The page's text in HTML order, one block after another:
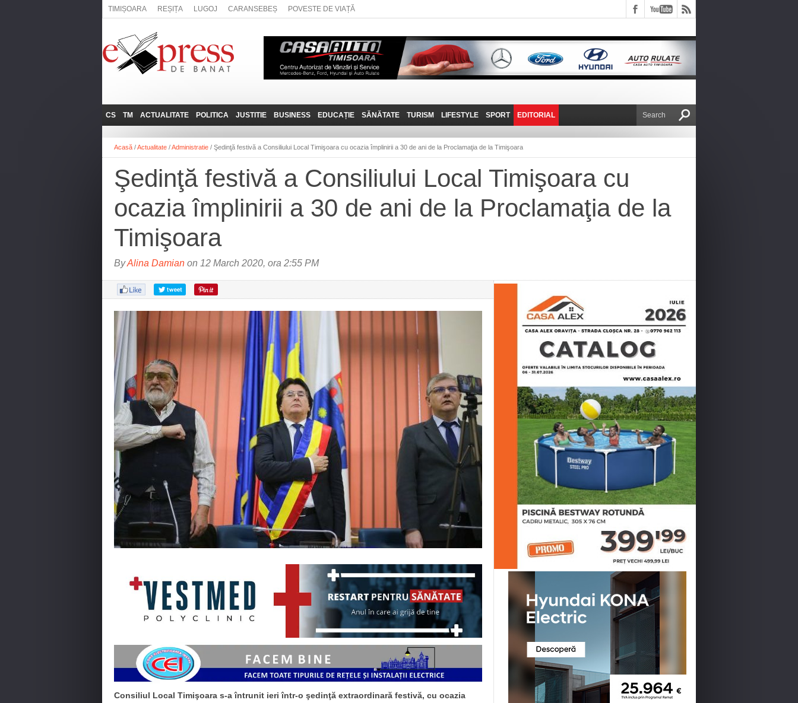
TIMIȘOARA REȘIȚA LUGOJ CARANSEBEȘ POVESTE DE VIAȚĂ
CS
REȘIȚA
CARANSEBEȘ
ANINA
BĂILE HERCULANE
BOCŞA
ORAVIȚA
TM
LUGOJ
TIMIȘOARA
ACTUALITATE
ADMINISTRATIE
NAȚIONAL
SOCIAL
POLITICA
EXPRESSLIVE
INTERVIURILE
JUSTITIE BUSINESS
JOB-URI
TEHNIT
EDUCAȚIE SĂNĂTATE TURISM
PRIN MUNȚII
BANATULUI
FANTASTICUL BANAT
TRAVEL VLOG
LIFESTYLE
POVESTE DE VIAȚĂ
SPORT EDITORIAL
DE VICTOR NAFIRU
Acasă /Actualitate /Administratie / Şedinţă festivă a Consiliului Local Timişoara cu ocazia împlinirii a 30 de ani de la Proclamaţia de la Timişoara
Şedinţă festivă a Consiliului Local Timişoara cu
ocazia împlinirii a 30 de ani de la Proclamaţia de la
Timişoara
ByAlina Damian on 12 March 2020, ora 2:55 PM
Consiliul Local Timişoara s-a întrunit ieri într-o şedinţă extraordinară festivă, cu ocazia